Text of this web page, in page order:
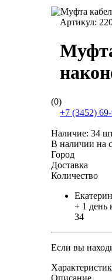
Артикул:
(0)
+7 (3452)
Наличие: 34
В наличии на
Город
Доставка
Количество
+ 1 день
34
Если вы
Описание